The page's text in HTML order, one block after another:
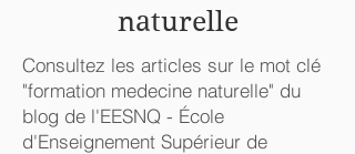
naturelle
Consultez les articles sur le mot clé
"formation medecine naturelle" du
blog de l'EESNQ - École
d'Enseignement Supérieur de